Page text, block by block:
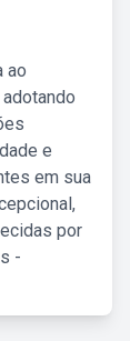
ao
e
em sua
por
-